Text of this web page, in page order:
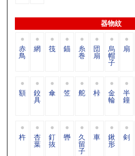
器物紋
赤
鳥
網 筏 錨 糸
巻
団
扇
烏
帽
子
扇
額 鉸
具
傘 笠 舵 桛 金
輪
半
鐘
杵 杏
葉
釘
抜
轡 久
留
子
車 鍬
形
剣